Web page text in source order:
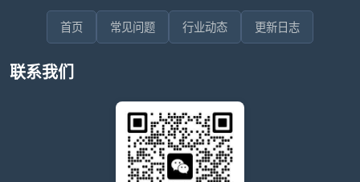
首页 常见问题 行业动态 更新日志
联系我们